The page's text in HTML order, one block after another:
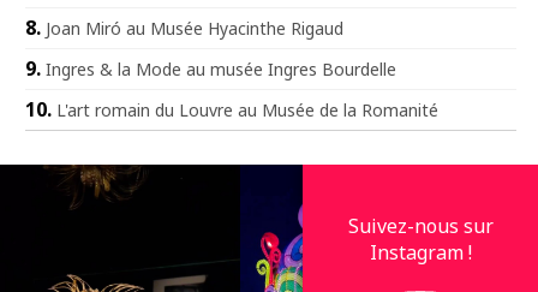
Joan Miró au Musée Hyacinthe Rigaud
Ingres & la Mode au musée Ingres Bourdelle
L'art romain du Louvre au Musée de la Romanité
Suivez-nous sur
Instagram !